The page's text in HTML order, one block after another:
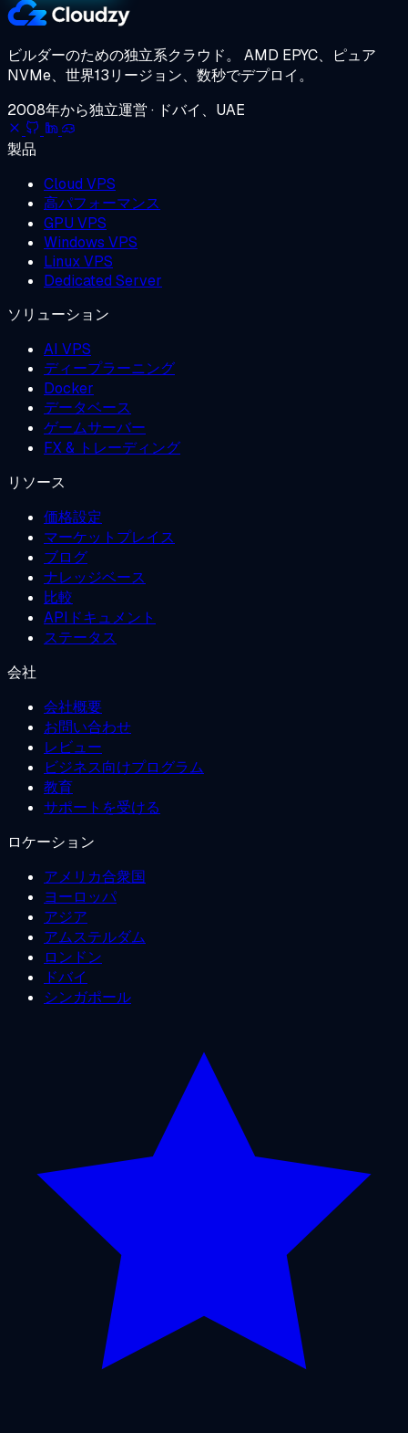
ビルダーのための独立系クラウド。 AMD EPYC、ピュア
NVMe、世界13リージョン、数秒でデプロイ。
2008年から独立運営 · ドバイ、UAE
製品
Cloud VPS
高パフォーマンス
GPU VPS
Windows VPS
Linux VPS
Dedicated Server
ソリューション
AI VPS
ディープラーニング
Docker
データベース
ゲームサーバー
FX & トレーディング
リソース
価格設定
マーケットプレイス
ブログ
ナレッジベース
比較
APIドキュメント
ステータス
会社
会社概要
お問い合わせ
レビュー
ビジネス向けプログラム
教育
サポートを受ける
ロケーション
アメリカ合衆国
ヨーロッパ
アジア
アムステルダム
ロンドン
ドバイ
シンガポール